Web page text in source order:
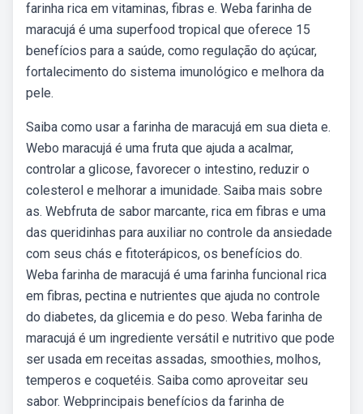
farinha rica em vitaminas, fibras e. Weba farinha de
maracujá é uma superfood tropical que oferece 15
benefícios para a saúde, como regulação do açúcar,
fortalecimento do sistema imunológico e melhora da
pele.
Saiba como usar a farinha de maracujá em sua dieta e.
Webo maracujá é uma fruta que ajuda a acalmar,
controlar a glicose, favorecer o intestino, reduzir o
colesterol e melhorar a imunidade. Saiba mais sobre
as. Webfruta de sabor marcante, rica em fibras e uma
das queridinhas para auxiliar no controle da ansiedade
com seus chás e fitoterápicos, os benefícios do.
Weba farinha de maracujá é uma farinha funcional rica
em fibras, pectina e nutrientes que ajuda no controle
do diabetes, da glicemia e do peso. Weba farinha de
maracujá é um ingrediente versátil e nutritivo que pode
ser usada em receitas assadas, smoothies, molhos,
temperos e coquetéis. Saiba como aproveitar seu
sabor. Webprincipais benefícios da farinha de